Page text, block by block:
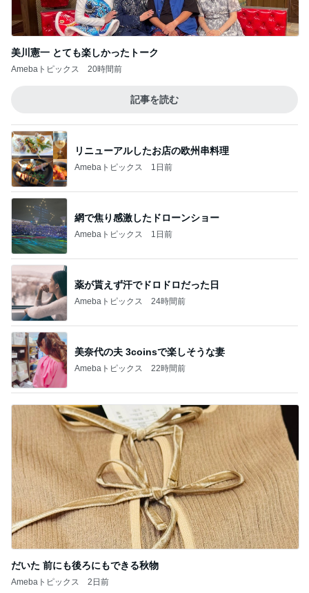
美川憲一 とても楽しかったトーク
Amebaトピックス 20時間前
記事を読む
リニューアルしたお店の欧州串料理
Amebaトピックス 1日前
網で焦り感激したドローンショー
Amebaトピックス 1日前
薬が貰えず汗でドロドロだった日
Amebaトピックス 24時間前
美奈代の夫 3coinsで楽しそうな妻
Amebaトピックス 22時間前
だいた 前にも後ろにもできる秋物
Amebaトピックス 2日前